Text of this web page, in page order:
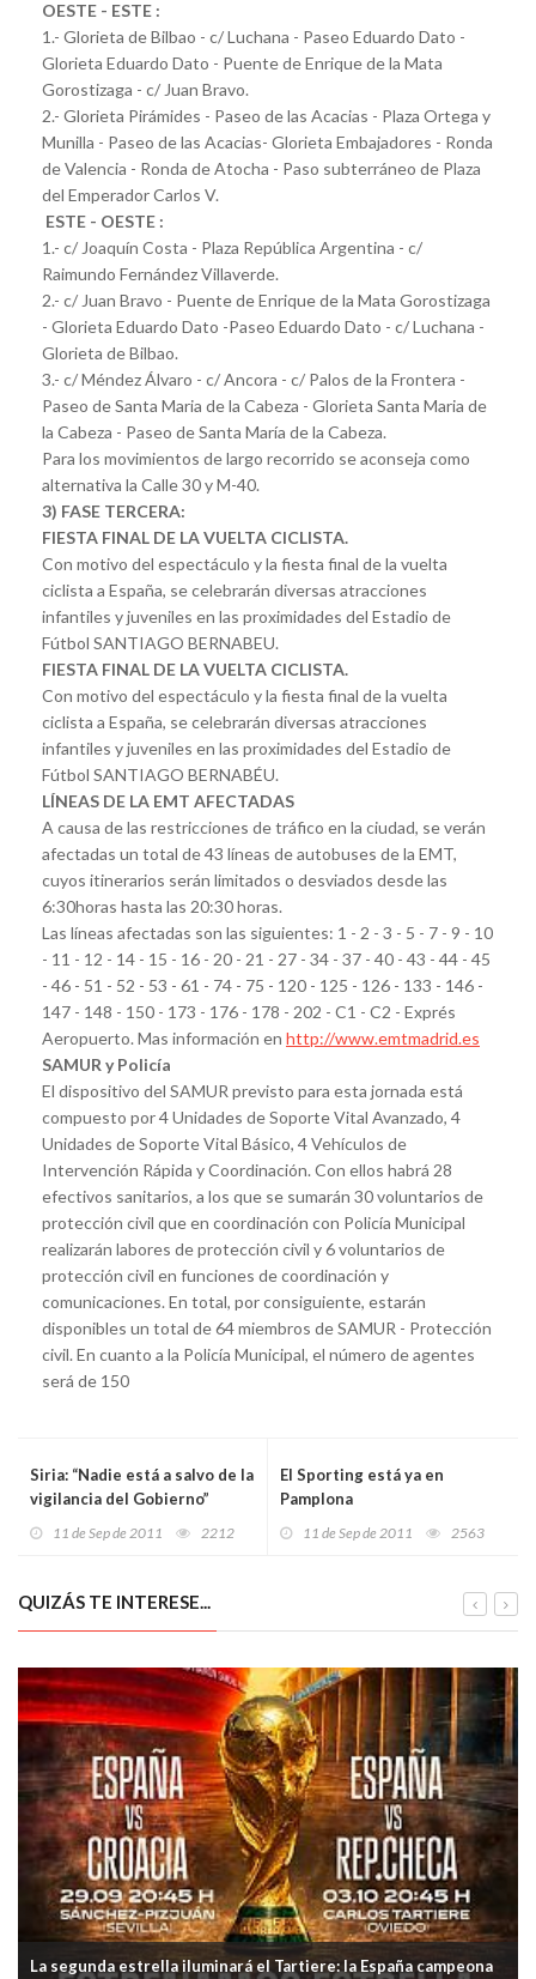
OESTE - ESTE :
1.- Glorieta de Bilbao - c/ Luchana - Paseo Eduardo Dato -
Glorieta Eduardo Dato - Puente de Enrique de la Mata
Gorostizaga - c/ Juan Bravo.
2.- Glorieta Pirámides - Paseo de las Acacias - Plaza Ortega y
Munilla - Paseo de las Acacias- Glorieta Embajadores - Ronda
de Valencia - Ronda de Atocha - Paso subterráneo de Plaza
del Emperador Carlos V.
ESTE - OESTE :
1.- c/ Joaquín Costa - Plaza República Argentina - c/
Raimundo Fernández Villaverde.
2.- c/ Juan Bravo - Puente de Enrique de la Mata Gorostizaga
- Glorieta Eduardo Dato -Paseo Eduardo Dato - c/ Luchana -
Glorieta de Bilbao.
3.- c/ Méndez Álvaro - c/ Ancora - c/ Palos de la Frontera -
Paseo de Santa Maria de la Cabeza - Glorieta Santa Maria de
la Cabeza - Paseo de Santa María de la Cabeza.
Para los movimientos de largo recorrido se aconseja como
alternativa la Calle 30 y M-40.
3) FASE TERCERA:
FIESTA FINAL DE LA VUELTA CICLISTA.
Con motivo del espectáculo y la fiesta final de la vuelta
ciclista a España, se celebrarán diversas atracciones
infantiles y juveniles en las proximidades del Estadio de
Fútbol SANTIAGO BERNABEU.
FIESTA FINAL DE LA VUELTA CICLISTA.
Con motivo del espectáculo y la fiesta final de la vuelta
ciclista a España, se celebrarán diversas atracciones
infantiles y juveniles en las proximidades del Estadio de
Fútbol SANTIAGO BERNABÉU.
LÍNEAS DE LA EMT AFECTADAS
A causa de las restricciones de tráfico en la ciudad, se verán
afectadas un total de 43 líneas de autobuses de la EMT,
cuyos itinerarios serán limitados o desviados desde las
6:30horas hasta las 20:30 horas.
Las líneas afectadas son las siguientes: 1 - 2 - 3 - 5 - 7 - 9 - 10
- 11 - 12 - 14 - 15 - 16 - 20 - 21 - 27 - 34 - 37 - 40 - 43 - 44 - 45
- 46 - 51 - 52 - 53 - 61 - 74 - 75 - 120 - 125 - 126 - 133 - 146 -
147 - 148 - 150 - 173 - 176 - 178 - 202 - C1 - C2 - Exprés
Aeropuerto. Mas información en http://www.emtmadrid.es
SAMUR y Policía
El dispositivo del SAMUR previsto para esta jornada está
compuesto por 4 Unidades de Soporte Vital Avanzado, 4
Unidades de Soporte Vital Básico, 4 Vehículos de
Intervención Rápida y Coordinación. Con ellos habrá 28
efectivos sanitarios, a los que se sumarán 30 voluntarios de
protección civil que en coordinación con Policía Municipal
realizarán labores de protección civil y 6 voluntarios de
protección civil en funciones de coordinación y
comunicaciones. En total, por consiguiente, estarán
disponibles un total de 64 miembros de SAMUR - Protección
civil. En cuanto a la Policía Municipal, el número de agentes
será de 150
Siria: “Nadie está a salvo de la
vigilancia del Gobierno”
11 de Sep de 2011 2212
El Sporting está ya en
Pamplona
11 de Sep de 2011 2563
QUIZÁS TE INTERESE...
La segunda estrella iluminará el Tartiere: la España campeona